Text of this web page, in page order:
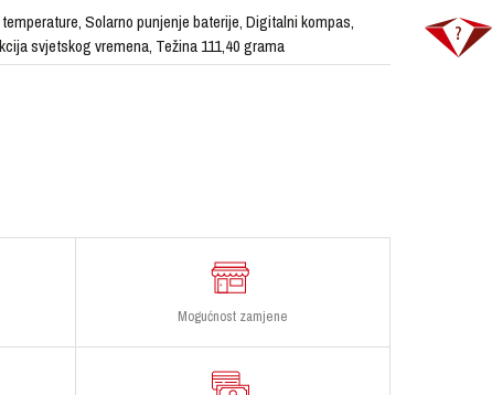
Solarno punjenje baterije, Digitalni kompas,
svjetskog vremena, Težina 111,40 grama
Mogućnost zamjene